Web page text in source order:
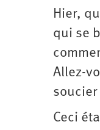
Hier,
qui se
Allez-
soucier
Ceci